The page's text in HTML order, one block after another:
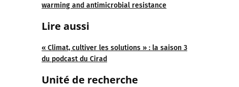
warming and antimicrobial resistance
Lire aussi
« Climat, cultiver les solutions » : la saison 3
du podcast du Cirad
Unité de recherche